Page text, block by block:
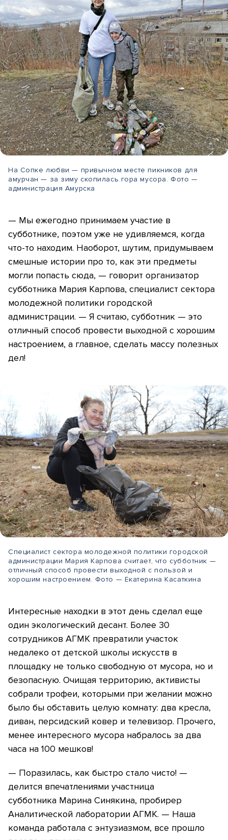
На Сопке любви — привычном месте пикников для
амурчан — за зиму скопилась гора мусора. Фото —
администрация Амурска
— Мы ежегодно принимаем участие в
субботнике, поэтом уже не удивляемся, когда
что-то находим. Наоборот, шутим, придумываем
смешные истории про то, как эти предметы
могли попасть сюда, — говорит организатор
субботника Мария Карпова, специалист сектора
молодежной политики городской
администрации. — Я считаю, субботник — это
отличный способ провести выходной с хорошим
настроением, а главное, сделать массу полезных
дел!
Специалист сектора молодежной политики городской
администрации Мария Карпова считает, что субботник —
отличный способ провести выходной с пользой и
хорошим настроением. Фото — Екатерина Касаткина
Интересные находки в этот день сделал еще
один экологический десант. Более 30
сотрудников АГМК превратили участок
недалеко от детской школы искусств в
площадку не только свободную от мусора, но и
безопасную. Очищая территорию, активисты
собрали трофеи, которыми при желании можно
было бы обставить целую комнату: два кресла,
диван, персидский ковер и телевизор. Прочего,
менее интересного мусора набралось за два
часа на 100 мешков!
— Поразилась, как быстро стало чисто! —
делится впечатлениями участница
субботника Марина Синякина, пробирер
Аналитической лаборатории АГМК. — Наша
команда работала с энтузиазмом, все прошло